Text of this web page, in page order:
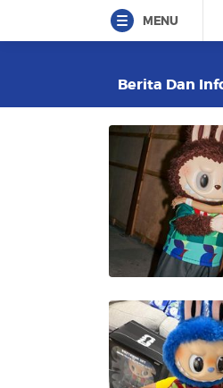
MENU
Berita Dan